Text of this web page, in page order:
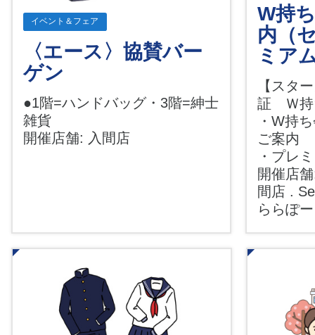
イベント＆フェア
〈エース〉協賛バー
ゲン
●1階=ハンドバッグ・3階=紳士
雑貨
開催店舗: 入間店
W持
内（
ミア
【スタ
証 Ｗ持
・W持
ご案内
・プレ
開催店
間店 .
ららぽ